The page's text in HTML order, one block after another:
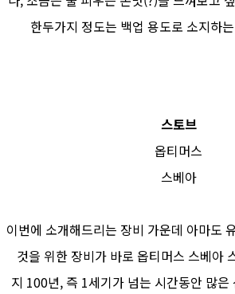
한두가지 정도는 백업 용도로 소지하
스토브
옵티머스
스베아
이번에 소개해드리는 장비 가운데 아마도
것을 위한 장비가 바로 옵티머스 스베아
지 100년, 즉 1세기가 넘는 시간동안 많은